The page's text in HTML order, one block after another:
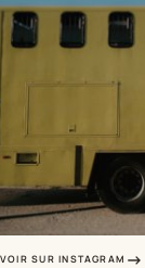
VOIR SUR INSTAGRAM